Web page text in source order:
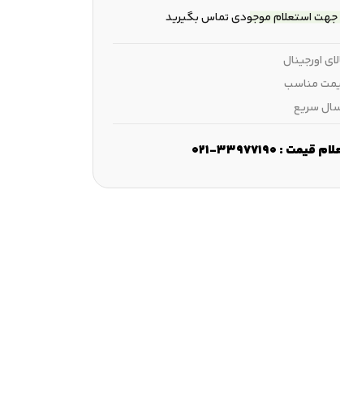
51 mm
جهت استعلام موجودی تماس بگیرید
اورجینال
مناسب
سریع
: 33977190-021